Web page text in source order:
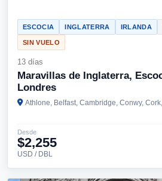
ESCOCIA INGLATERRA IRLANDA
SIN VUELO
13 días
Maravillas de Inglaterra,
Londres
Athlone, Belfast, Cambridge, Conwy,
Desde
$2,255
USD / DBL